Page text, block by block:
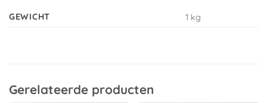
GEWICHT 1 kg
Gerelateerde producten